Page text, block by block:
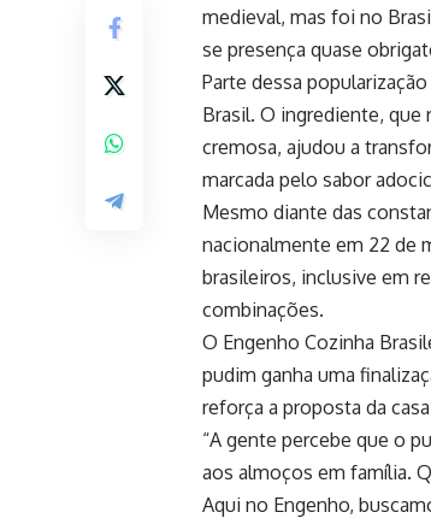
medieval, mas foi no
se presença quase
Parte dessa
Brasil. O ingrediente, que
cremosa, ajudou a
marcada pelo sabor
Mesmo diante das
nacionalmente em 22 de
brasileiros, inclusive em
combinações.
O Engenho Cozinha
pudim ganha uma
reforça a proposta da
“A gente percebe que o
aos almoços em família.
Aqui no Engenho,